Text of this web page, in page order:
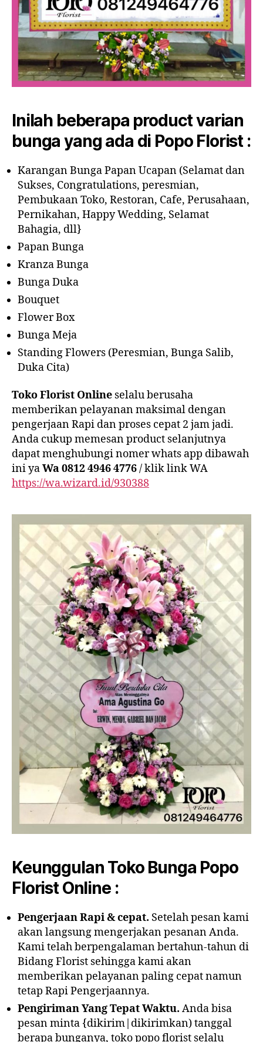
Inilah beberapa product varian
bunga yang ada di Popo Florist :
Karangan Bunga Papan Ucapan (Selamat dan
Sukses, Congratulations, peresmian,
Pembukaan Toko, Restoran, Cafe, Perusahaan,
Pernikahan, Happy Wedding, Selamat
Bahagia, dll}
Papan Bunga
Kranza Bunga
Bunga Duka
Bouquet
Flower Box
Bunga Meja
Standing Flowers (Peresmian, Bunga Salib,
Duka Cita)
Toko Florist Online selalu berusaha
memberikan pelayanan maksimal dengan
pengerjaan Rapi dan proses cepat 2 jam jadi.
Anda cukup memesan product selanjutnya
dapat menghubungi nomer whats app dibawah
ini yaWa 0812 4946 4776/ klik link WA
https://wa.wizard.id/930388
Keunggulan Toko Bunga Popo
Florist Online :
Pengerjaan Rapi & cepat. Setelah pesan kami
akan langsung mengerjakan pesanan Anda.
Kami telah berpengalaman bertahun-tahun di
Bidang Florist sehingga kami akan
memberikan pelayanan paling cepat namun
tetap Rapi Pengerjaannya.
Pengiriman Yang Tepat Waktu. Anda bisa
pesan minta {dikirim|dikirimkan) tanggal
berapa bunganya, toko popo florist selalu